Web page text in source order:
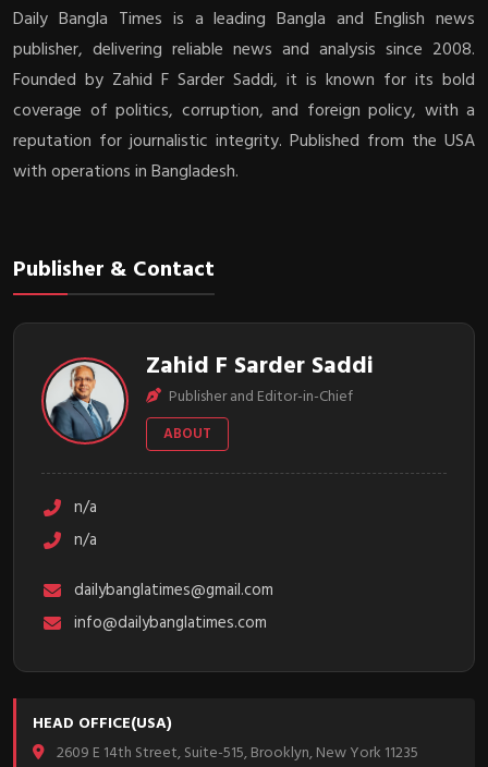
Daily Bangla Times is a leading Bangla and English news
publisher, delivering reliable news and analysis since 2008.
Founded by Zahid F Sarder Saddi, it is known for its bold
coverage of politics, corruption, and foreign policy, with a
reputation for journalistic integrity. Published from the USA
with operations in Bangladesh.
Publisher & Contact
Zahid F Sarder Saddi
Publisher and Editor-in-Chief
ABOUT
n/a
n/a
dailybanglatimes@gmail.com
info@dailybanglatimes.com
HEAD OFFICE(USA)
2609 E 14th Street, Suite-515, Brooklyn, New York 11235